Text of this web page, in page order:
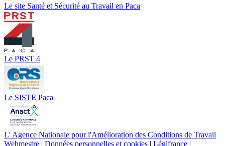
Le site Santé et Sécurité au Travail en Paca
Le PRST 4
Le SISTE Paca
L' Agence Nationale pour l'Amélioration des Conditions de Travail
Webmestre | Données personnelles et cookies | Légifrance |